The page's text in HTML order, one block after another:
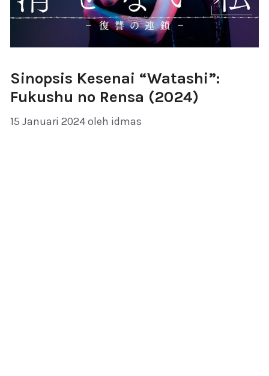
Sinopsis Kesenai “Watashi”:
Fukushu no Rensa (2024)
15 Januari 2024oleh idmas